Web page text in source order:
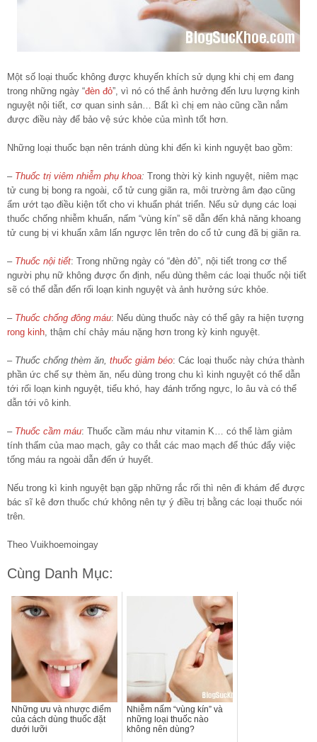
Một số loại thuốc không được khuyến khích sử dụng khi chị em đang
trong những ngày “đèn đỏ”, vì nó có thể ảnh hưởng đến lưu lượng kinh
nguyệt nội tiết, cơ quan sinh sản… Bất kì chị em nào cũng cần nắm
được điều này để bảo vệ sức khỏe của mình tốt hơn.
Những loại thuốc bạn nên tránh dùng khi đến kì kinh nguyệt bao gồm:
– Thuốc trị viêm nhiễm phụ khoa: Trong thời kỳ kinh nguyệt, niêm mạc
tử cung bị bong ra ngoài, cổ tử cung giãn ra, môi trường âm đạo cũng
ẩm ướt tạo điều kiện tốt cho vi khuẩn phát triển. Nếu sử dụng các loại
thuốc chống nhiễm khuẩn, nấm “vùng kín” sẽ dẫn đến khả năng khoang
tử cung bị vi khuẩn xâm lấn ngược lên trên do cổ tử cung đã bị giãn ra.
– Thuốc nội tiết: Trong những ngày có “đèn đỏ”, nội tiết trong cơ thể
người phụ nữ không được ổn định, nếu dùng thêm các loại thuốc nội tiết
sẽ có thể dẫn đến rối loạn kinh nguyệt và ảnh hưởng sức khỏe.
– Thuốc chống đông máu: Nếu dùng thuốc này có thể gây ra hiện tượng
rong kinh, thậm chí chảy máu nặng hơn trong kỳ kinh nguyệt.
– Thuốc chống thèm ăn, thuốc giảm béo: Các loại thuốc này chứa thành
phần ức chế sự thèm ăn, nếu dùng trong chu kì kinh nguyệt có thể dẫn
tới rối loạn kinh nguyệt, tiểu khó, hay đánh trống ngực, lo âu và có thể
dẫn tới vô kinh.
– Thuốc cầm máu: Thuốc cầm máu như vitamin K… có thể làm giảm
tính thấm của mao mạch, gây co thắt các mao mạch để thúc đẩy việc
tống máu ra ngoài dẫn đến ứ huyết.
Nếu trong kì kinh nguyệt bạn gặp những rắc rối thì nên đi khám để được
bác sĩ kê đơn thuốc chứ không nên tự ý điều trị bằng các loại thuốc nói
trên.
Theo Vuikhoemoingay
Cùng Danh Mục:
Những ưu và nhược điểm
của cách dùng thuốc đặt
dưới lưỡi
Nhiễm nấm “vùng kín” và
những loại thuốc nào
không nên dùng?